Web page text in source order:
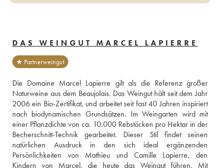
DAS WEINGUT MARCEL LAPIERRE
★ Partnerweingut
Die Domaine Marcel Lapierre gilt als die Referenz großer
Naturweine aus dem Beaujolais. Das Weingut hält seit dem Jahr
2006 ein Bio-Zertifikat, und arbeitet seit fast 40 Jahren inspiriert
nach biodynamischen Grundsätzen. Im Weingarten wird mit
einer Pflanzdichte von ca. 10.000 Rebstöcken pro Hektar in der
Becherschnitt-Technik gearbeitet. Dieser Stil findet seinen
natürlichen Ausdruck in den sich ideal ergänzenden
Persönlichkeiten von Mathieu und Camille Lapierre, den
Kindern von Marcel, die heute das Weingut führen. Mit